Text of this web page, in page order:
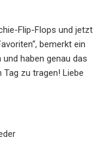
Flip-Flops und jetzt
bemerkt ein
haben genau das
zu tragen! Liebe